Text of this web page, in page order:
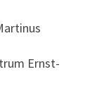
Ernst-